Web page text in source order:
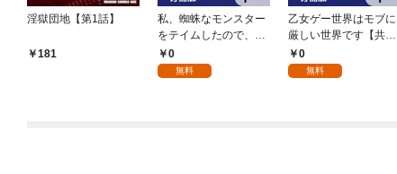
淫獄団地【第1話】
181
私、蜘蛛なモンスター
をテイムしたので、ス
パイダーシルクで裁縫
を頑張ります！【分冊
0
無料
乙女ゲー世界はモブに
厳しい世界です【共和
国編】【分冊版】 1
0
無料